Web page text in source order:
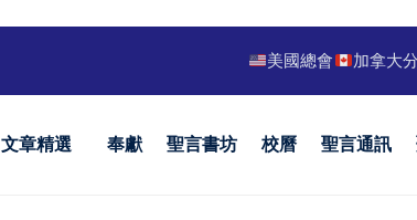
美國總會 加拿大
文章精選 奉獻 聖言書坊 校曆 聖言通訊